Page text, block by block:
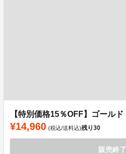
【特別価格15％OFF】ゴールド
¥14,960 (税込/送料込)残り30
販売終了